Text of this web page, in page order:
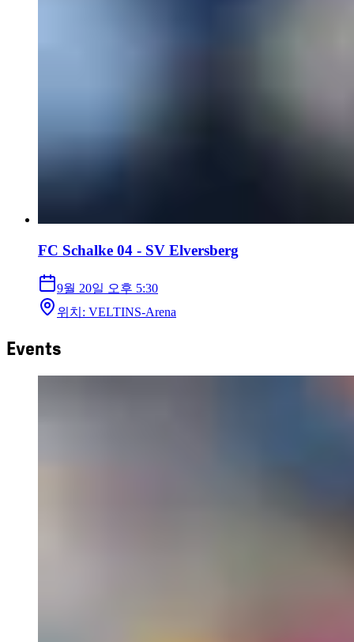
FC Schalke 04 - SV Elversberg
9월 20일 오후 5:30
위치 : VELTINS-Arena
Events